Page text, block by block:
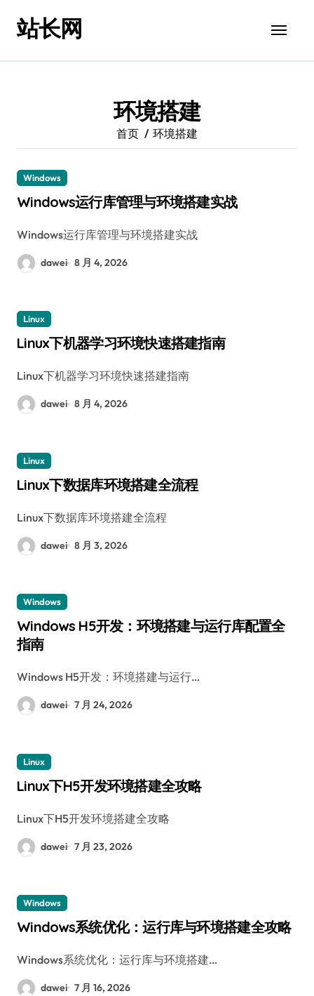
站长网
环境搭建
首页 环境搭建
Windows
Windows运行库管理与环境搭建实战
Windows运行库管理与环境搭建实战
dawei 8 月 4, 2026
Linux
Linux下机器学习环境快速搭建指南
Linux下机器学习环境快速搭建指南
dawei 8 月 4, 2026
Linux
Linux下数据库环境搭建全流程
Linux下数据库环境搭建全流程
dawei 8 月 3, 2026
Windows
Windows H5开发：环境搭建与运行库配置全
指南
Windows H5开发：环境搭建与运行…
dawei 7 月 24, 2026
Linux
Linux下H5开发环境搭建全攻略
Linux下H5开发环境搭建全攻略
dawei 7 月 23, 2026
Windows
Windows系统优化：运行库与环境搭建全攻略
Windows系统优化：运行库与环境搭建…
dawei 7 月 16, 2026